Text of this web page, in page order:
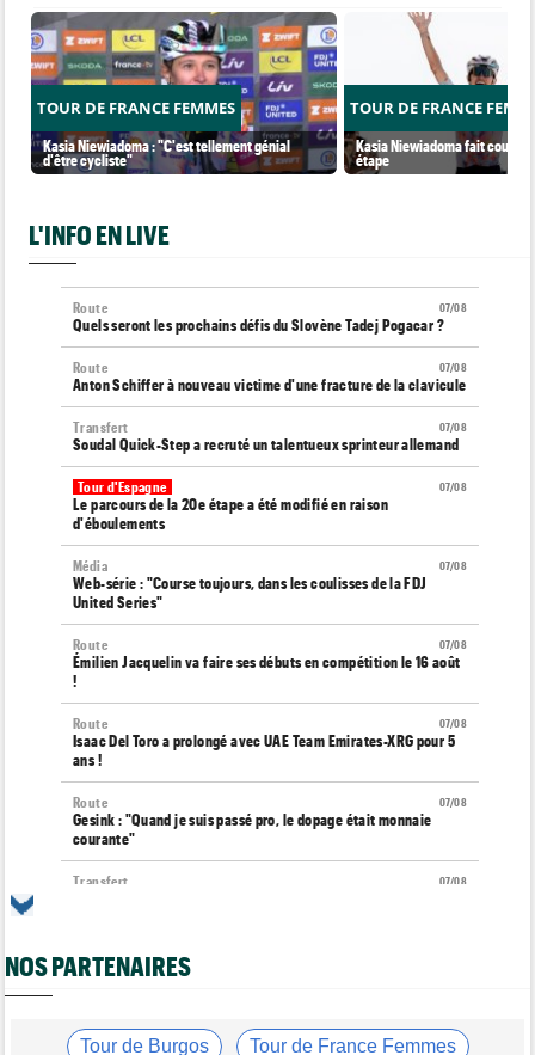
TOUR DE FRANCE FEMMES
Kasia Niewiadoma : "C'est tellement génial
d'être cycliste"
TOUR DE FRANCE
Kasia Niewiadoma fait coup
étape
L'INFO EN LIVE
07/08
Route
Quels seront les prochains défis du Slovène Tadej Pogacar ?
07/08
Route
Anton Schiffer à nouveau victime d'une fracture de la clavicule
07/08
Transfert
Soudal Quick-Step a recruté un talentueux sprinteur allemand
07/08
Tour d'Espagne
Le parcours de la 20e étape a été modifié en raison
d'éboulements
07/08
Média
Web-série : "Course toujours, dans les coulisses de la FDJ
United Series"
07/08
Route
Émilien Jacquelin va faire ses débuts en compétition le 16 août
!
07/08
Route
Isaac Del Toro a prolongé avec UAE Team Emirates-XRG pour 5
ans !
07/08
Route
Gesink : "Quand je suis passé pro, le dopage était monnaie
courante"
07/08
Transfert
Transfert
Lotto-Intermarché fait passer pro trois jeunes de sa formation
Kasia Niewiadoma : "C'est tellement génial d'être cycliste"
NOS PARTENAIRES
Tour de Burgos Tour de France Femmes